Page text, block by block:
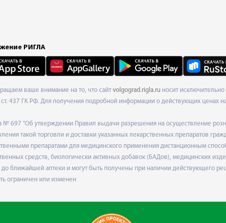
РИГЛА
ваше внимание на то, что сайт volgograd.rigla.ru носит
437 ГК РФ. Для получения подробной информации о действующих ценах
№ 697 "Об утверждении Правил выдачи разрешения на осуществление
такой торговли и доставки указанных лекарственных препаратов
препаратами для медицинского применения дистанционным
средств, биологически активных добавок (БАДов), медицинских
ближайшей аптеки и могут быть получены при наличии действующего
ограничен или изменен